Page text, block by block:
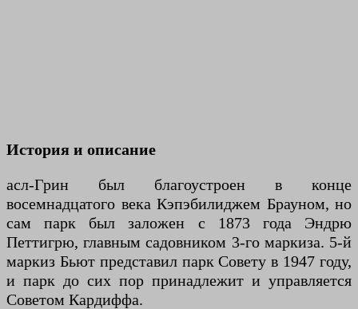
История и описание
асл-Грин был благоустроен в конце
восемнадцатого века Кэпэбилиджем Брауном, но
сам парк был заложен с 1873 года Эндрю
Петтигрю, главным садовником 3-го маркиза. 5-й
маркиз Бьют представил парк Совету в 1947 году,
и парк до сих пор принадлежит и управляется
Советом Кардиффа.